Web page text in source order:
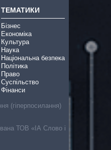
ТЕМАТИКИ
Бізнес
Економіка
Культура
Наука
Національна безпека
Політика
Право
Суспільство
Фінанси
(гіперпосилання)
ТОВ «ІА Слово і